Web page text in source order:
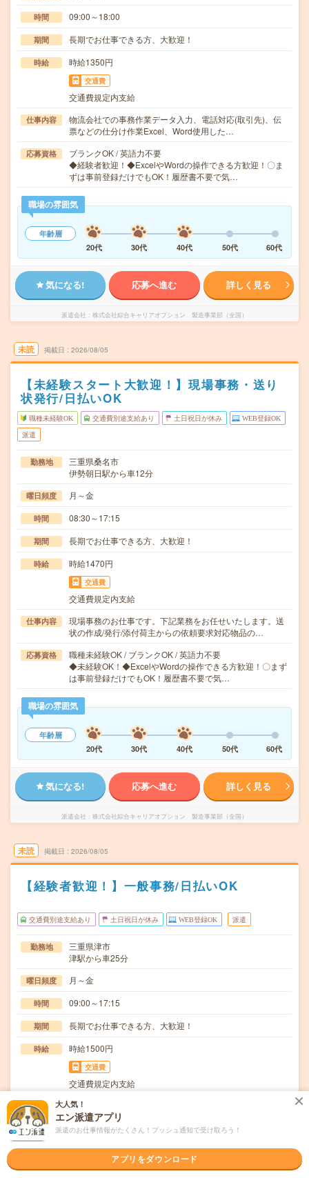
時間 09:00～18:00
期間 長期でお仕事できる方、大歓迎！
時給 時給1350円
交通費
交通費規定内支給
仕事内容
物流会社での事務作業データ入力、電話対応(取引先)、伝
票などの仕分け作業Excel、Word使用した…
応募資格
ブランクOK / 英語力不要
◆経験者歓迎！◆ExcelやWordの操作できる方歓迎！〇ま
ずは事前登録だけでもOK！履歴書不要で気…
職場の雰囲気
年齢層
20代
30代 40代 50代 60代
気になる! 応募へ進む 詳しく見る
派遣会社 株式会社綜合キャリアオプション 製造事業部（全国）
未読 掲載日 2026/08/05
【未経験スタート大歓迎！】現場事務・送り
状発行/日払いOK
職種未経験OK 交通費別途支給あり 土日祝日が休み WEB登録OK
派遣
勤務地
三重県桑名市
伊勢朝日駅から車12分
曜日頻度 月～金
時間 08:30～17:15
期間 長期でお仕事できる方、大歓迎！
時給 時給1470円
交通費
交通費規定内支給
仕事内容
現場事務のお仕事です。下記業務をお任せいたします。送
状の作成/発行/添付荷主からの依頼要求対応物品の…
応募資格
職種未経験OK / ブランクOK / 英語力不要
◆未経験OK！◆ExcelやWordの操作できる方歓迎！〇まず
は事前登録だけでもOK！履歴書不要で気…
職場の雰囲気
年齢層
20代
30代 40代 50代 60代
気になる! 応募へ進む 詳しく見る
派遣会社 株式会社綜合キャリアオプション 製造事業部（全国）
未読 掲載日 2026/08/05
【経験者歓迎！】一般事務/日払いOK
交通費別途支給あり 土日祝日が休み WEB登録OK 派遣
勤務地
三重県津市
津駅から車25分
曜日頻度 月～金
時間 09:00～17:15
期間 長期でお仕事できる方、大歓迎！
時給 時給1500円
交通費
交通費規定内支給
仕事内容
内部調整補助、記録文書作成サポート、物品発注、ウェ
ハ・パッド在庫管理、ISO記録などの各種事務をお任…
応募資格
◆経験者歓迎！〇まずは事前登録だけでもOK！履歴書不要
で気軽にオンライン登録★氏名・職種などを入力す…
大人気！
エン派遣アプリ
派遣のお仕事情報がたくさん！プッシュ通知で受け取ろう！
アプリをダウンロード